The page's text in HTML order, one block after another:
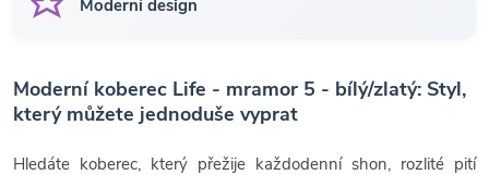
Moderní design
Moderní koberec Life - mramor 5 - bílý/zlatý: Styl,
který můžete jednoduše vyprat
Hledáte koberec, který přežije každodenní shon, rozlité pití